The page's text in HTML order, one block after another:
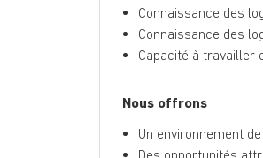
Connaissance des
Connaissance des
Capacité à travailler
Nous offrons
Un environnement
Des opportunités